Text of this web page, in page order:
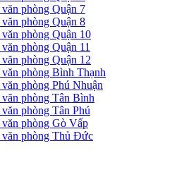
phòng Quận 7
phòng Quận 8
phòng Quận 10
phòng Quận 11
phòng Quận 12
phòng Bình Thạnh
phòng Phú Nhuận
phòng Tân Bình
phòng Tân Phú
phòng Gò Vấp
văn phòng Thủ Đức